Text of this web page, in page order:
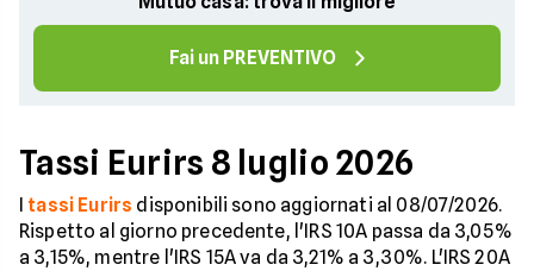
Fai un PREVENTIVO
Tassi Eurirs 8 luglio 2026
tassi Eurirs disponibili sono aggiornati al 08/07/2026.
Rispetto al giorno precedente, l'IRS 10A passa da 3,05%
a 3,15%, mentre l'IRS 15A va da 3,21% a 3,30%. L'IRS 20A